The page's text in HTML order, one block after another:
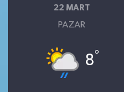
22 MART
PAZAR
8°